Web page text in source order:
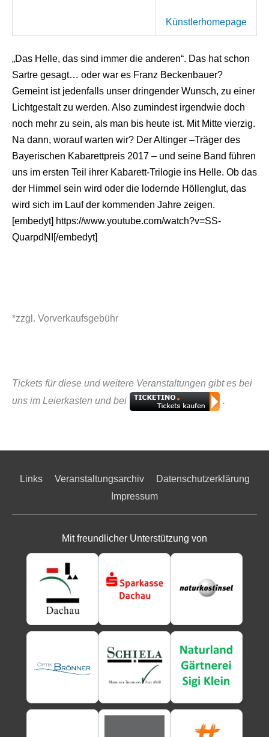
Künstlerhomepage
„Das Helle, das sind immer die anderen“. Das hat schon
Sartre gesagt… oder war es Franz Beckenbauer?
Gemeint ist jedenfalls unser dringender Wunsch, zu einer
Lichtgestalt zu werden. Also zumindest irgendwie doch
noch mehr zu sein, als man bis heute ist. Mit Mitte vierzig.
Na dann, worauf warten wir? Der Altinger –Träger des
Bayerischen Kabarettpreis 2017 – und seine Band führen
uns im ersten Teil ihrer Kabarett-Trilogie ins Helle. Ob das
der Himmel sein wird oder die lodernde Höllenglut, das
wird sich im Lauf der kommenden Jahre zeigen.
[embedyt] https://www.youtube.com/watch?v=SS-
QuarpdNI[/embedyt]
*zzgl. Vorverkaufsgebühr
Tickets für diese und weitere Veranstaltungen gibt es bei
uns im Leierkasten und bei
.
Links Veranstaltungsarchiv
Datenschutzerklärung
Impressum
Mit freundlicher Unterstützung von